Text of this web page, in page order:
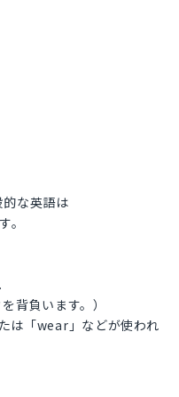
な英語は
。
背負います。）
は「wear」などが使われ